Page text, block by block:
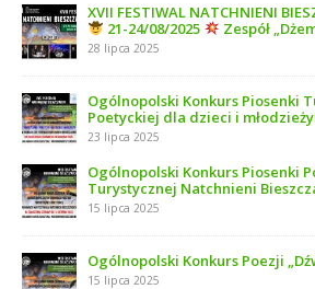
XVII FESTIWAL NATCHNIENI
21-24/08/2025
Zespół
28 lipca 2025
Ogólnopolski Konkurs Piosenki
Poetyckiej dla dzieci i
23 lipca 2025
Ogólnopolski Konkurs Piosenki
Turystycznej Natchnieni
15 lipca 2025
Ogólnopolski Konkurs Poezji
15 lipca 2025